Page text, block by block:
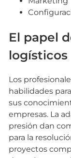
El papel
logísticos
Los
habilidades
sus
empresas. La
presión dan
para la
proyectos